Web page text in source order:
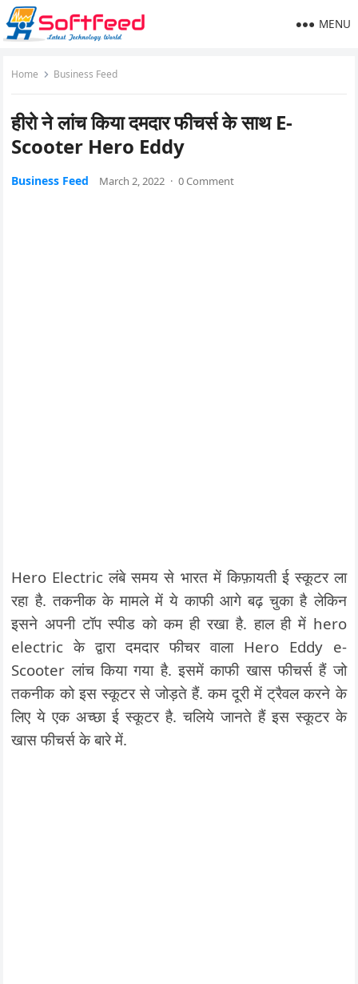
MENU
Home Business Feed
हीरो ने लांच किया दमदार फीचर्स के साथ E-
Scooter Hero Eddy
Business Feed March 2, 2022 · 0 Comment
Hero Electric लंबे समय से भारत में किफ़ायती ई स्कूटर ला
रहा है. तकनीक के मामले में ये काफी आगे बढ़ चुका है लेकिन
इसने अपनी टॉप स्पीड को कम ही रखा है. हाल ही में hero
electric के द्वारा दमदार फीचर वाला Hero Eddy e-
Scooter लांच किया गया है. इसमें काफी खास फीचर्स हैं जो
तकनीक को इस स्कूटर से जोड़ते हैं. कम दूरी में ट्रैवल करने के
लिए ये एक अच्छा ई स्कूटर है. चलिये जानते हैं इस स्कूटर के
खास फीचर्स के बारे में.